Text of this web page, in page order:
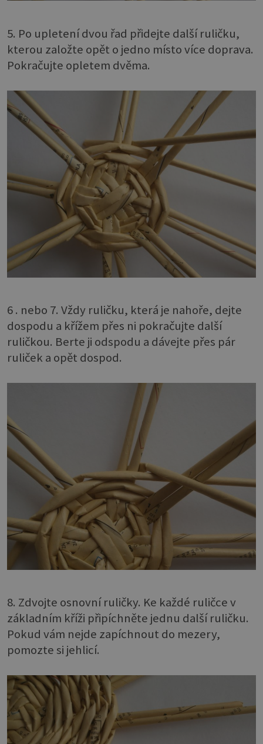
5. Po upletení dvou řad přidejte další ruličku,
kterou založte opět o jedno místo více doprava.
Pokračujte opletem dvěma.
6 . nebo 7. Vždy ruličku, která je nahoře, dejte
dospodu a křížem přes ni pokračujte další
ruličkou. Berte ji odspodu a dávejte přes pár
ruliček a opět dospod.
8. Zdvojte osnovní ruličky. Ke každé ruličce v
základním kříži připíchněte jednu další ruličku.
Pokud vám nejde zapíchnout do mezery,
pomozte si jehlicí.